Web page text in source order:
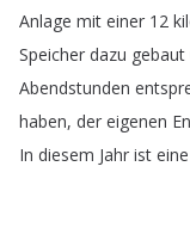
Anlage mit einer 12
Speicher dazu gebaut
Abendstunden
haben, der eigenen
In diesem Jahr ist eine